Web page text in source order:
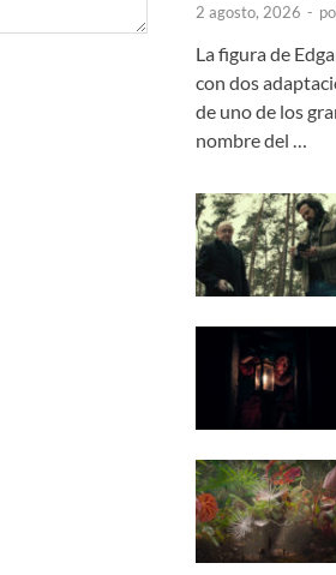
2 agosto, 2026 -
La figura de
con dos
de uno de los
nombre del …